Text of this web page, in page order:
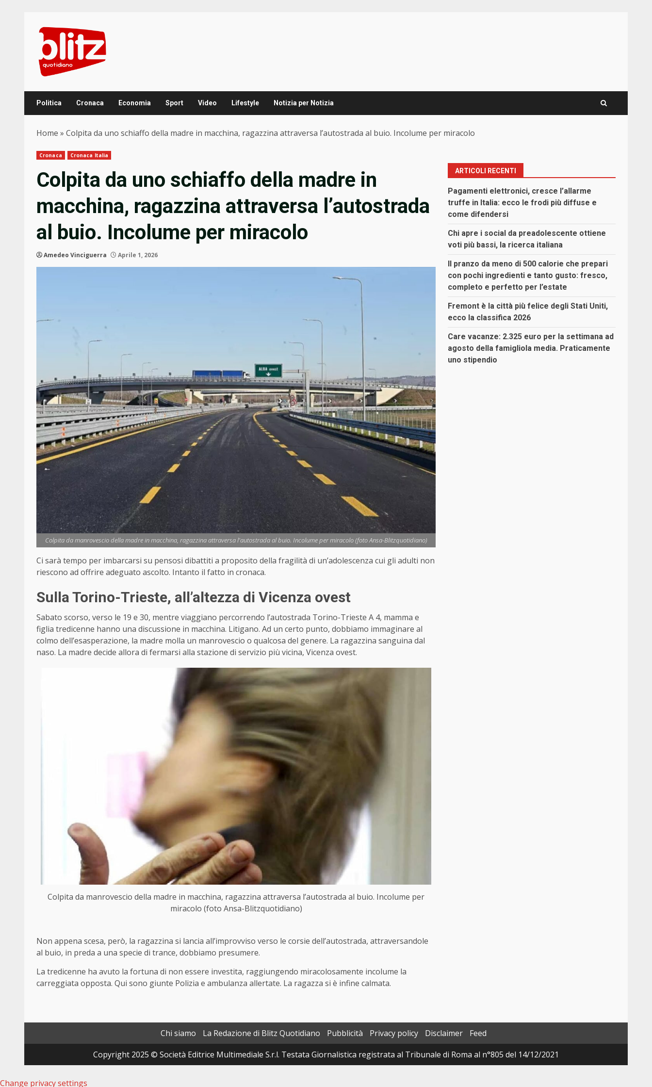
content
Politica Cronaca Economia Sport Video Lifestyle Notizia per Notizia
Home » Colpita da uno schiaffo della madre in macchina, ragazzina attraversa l’autostrada al buio. Incolume per miracolo
Cronaca Cronaca Italia
Colpita da uno schiaffo della madre in
macchina, ragazzina attraversa l’autostrada
al buio. Incolume per miracolo
Amedeo Vinciguerra Aprile 1, 2026
Colpita da manrovescio della madre in macchina, ragazzina attraversa l'autostrada al buio. Incolume per miracolo (foto Ansa-Blitzquotidiano)
Ci sarà tempo per imbarcarsi su pensosi dibattiti a proposito della fragilità di un’adolescenza cui gli adulti non
riescono ad offrire adeguato ascolto. Intanto il fatto in cronaca.
Sulla Torino-Trieste, all’altezza di Vicenza ovest
Sabato scorso, verso le 19 e 30, mentre viaggiano percorrendo l’autostrada Torino-Trieste A 4, mamma e
figlia tredicenne hanno una discussione in macchina. Litigano. Ad un certo punto, dobbiamo immaginare al
colmo dell’esasperazione, la madre molla un manrovescio o qualcosa del genere. La ragazzina sanguina dal
naso. La madre decide allora di fermarsi alla stazione di servizio più vicina, Vicenza ovest.
Colpita da manrovescio della madre in macchina, ragazzina attraversa l’autostrada al buio. Incolume per
miracolo (foto Ansa-Blitzquotidiano)
Non appena scesa, però, la ragazzina si lancia all’improvviso verso le corsie dell’autostrada, attraversandole
al buio, in preda a una specie di trance, dobbiamo presumere.
La tredicenne ha avuto la fortuna di non essere investita, raggiungendo miracolosamente incolume la
carreggiata opposta. Qui sono giunte Polizia e ambulanza allertate. La ragazza si è infine calmata.
ARTICOLI RECENTI
Pagamenti elettronici, cresce l’allarme
truffe in Italia: ecco le frodi più diffuse e
come difendersi
Chi apre i social da preadolescente ottiene
voti più bassi, la ricerca italiana
Il pranzo da meno di 500 calorie che prepari
con pochi ingredienti e tanto gusto: fresco,
completo e perfetto per l’estate
Fremont è la città più felice degli Stati Uniti,
ecco la classifica 2026
Care vacanze: 2.325 euro per la settimana ad
agosto della famigliola media. Praticamente
uno stipendio
Chi siamo La Redazione di Blitz Quotidiano Pubblicità Privacy policy Disclaimer
Feed
Copyright 2025 © Società Editrice Multimediale S.r.l. Testata Giornalistica registrata al Tribunale di Roma al n°805 del 14/12/2021
Change privacy settings